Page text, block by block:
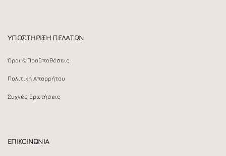
ΥΠΟΣΤΗΡΙΞΗ ΠΕΛΑΤΩΝ
Όροι & Προϋποθέσεις
Πολιτική Απορρήτου
Συχνές Ερωτήσεις
ΕΠΙΚΟΙΝΩΝΙΑ